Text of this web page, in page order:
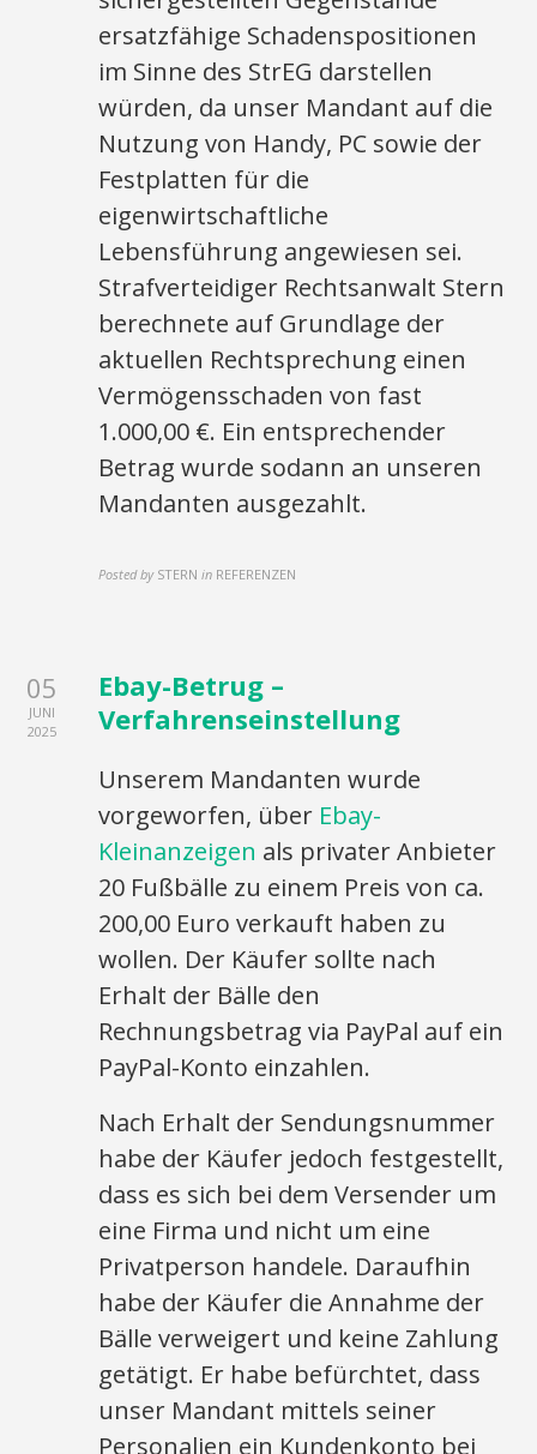
ersatzfähige Schadenspositionen
im Sinne des StrEG darstellen
würden, da unser Mandant auf die
Nutzung von Handy, PC sowie der
Festplatten für die
eigenwirtschaftliche
Lebensführung angewiesen sei.
Strafverteidiger Rechtsanwalt Stern
berechnete auf Grundlage der
aktuellen Rechtsprechung einen
Vermögensschaden von fast
1.000,00 €. Ein entsprechender
Betrag wurde sodann an unseren
Mandanten ausgezahlt.
Posted by STERN in REFERENZEN
05
JUNI
2025
Ebay-Betrug –
Verfahrenseinstellung
Unserem Mandanten wurde
vorgeworfen, über Ebay-
Kleinanzeigen als privater Anbieter
20 Fußbälle zu einem Preis von ca.
200,00 Euro verkauft haben zu
wollen. Der Käufer sollte nach
Erhalt der Bälle den
Rechnungsbetrag via PayPal auf ein
PayPal-Konto einzahlen.
Nach Erhalt der Sendungsnummer
habe der Käufer jedoch festgestellt,
dass es sich bei dem Versender um
eine Firma und nicht um eine
Privatperson handele. Daraufhin
habe der Käufer die Annahme der
Bälle verweigert und keine Zahlung
getätigt. Er habe befürchtet, dass
unser Mandant mittels seiner
Personalien ein Kundenkonto bei